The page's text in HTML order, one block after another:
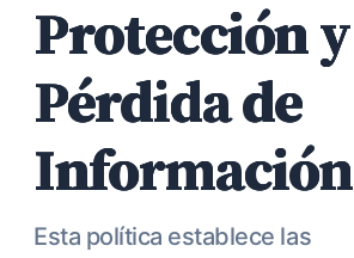
Protección y
Pérdida de
Información
Esta política establece las